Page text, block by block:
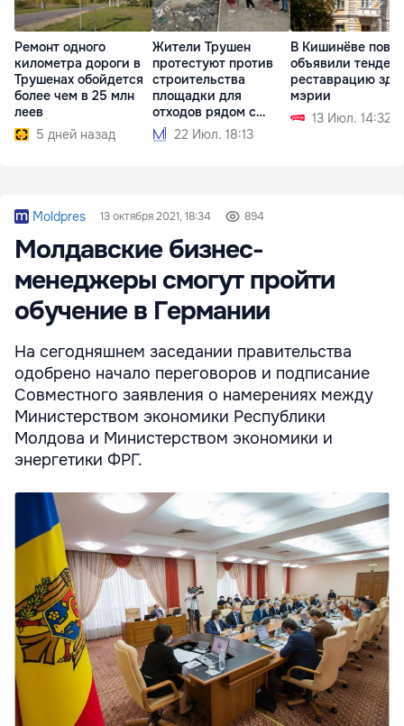
Ремонт одного
километра дороги в
Трушенах обойдется
более чем в 25 млн
леев
5 дней назад
Жители Трушен
протестуют против
строительства
площадки для
отходов рядом с
домами
22 Июл. 18:13
В Кишинёве
объявили тендер
реставрацию
мэрии
13 Июл. 14:32
Moldpres 13 октября 2021, 18:34 894
Молдавские бизнес-
менеджеры смогут пройти
обучение в Германии
На сегодняшнем заседании правительства
одобрено начало переговоров и подписание
Совместного заявления о намерениях между
Министерством экономики Республики
Молдова и Министерством экономики и
энергетики ФРГ.